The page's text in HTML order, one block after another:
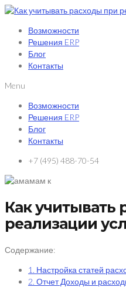
Возможности
Решения ERP
Блог
Контакты
Menu
Возможности
Решения ERP
Блог
Контакты
+7 (495) 488-70-54
Как учитывать
реализации
Содержание:
1. Настройка статей
2. Отчет Доходы и